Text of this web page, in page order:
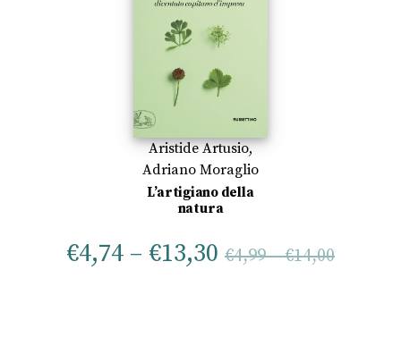
Aristide Artusio,
Adriano Moraglio
L’artigiano della
natura
€4,74 – €13,30 €4,99–€14,00